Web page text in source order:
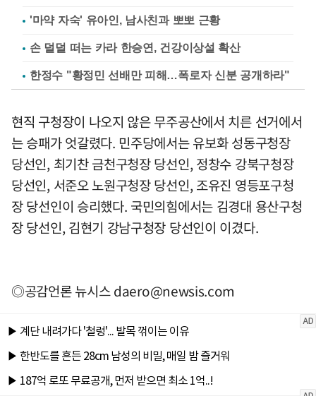
'마약 자숙' 유아인, 남사친과 뽀뽀 근황
손 덜덜 떠는 카라 한승연, 건강이상설 확산
한정수 "황정민 선배만 피해…폭로자 신분 공개하라"
현직 구청장이 나오지 않은 무주공산에서 치른 선거에서
는 승패가 엇갈렸다. 민주당에서는 유보화 성동구청장
당선인, 최기찬 금천구청장 당선인, 정창수 강북구청장
당선인, 서준오 노원구청장 당선인, 조유진 영등포구청
장 당선인이 승리했다. 국민의힘에서는 김경대 용산구청
장 당선인, 김현기 강남구청장 당선인이 이겼다.
◎공감언론 뉴시스daero@newsis.com